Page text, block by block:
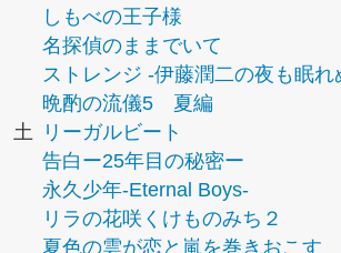
しもべの王子様
名探偵のままでいて
ストレンジ -伊藤潤二の夜も眠れ
晩酌の流儀5 夏編
土
リーガルビート
告白ー25年目の秘密ー
永久少年-Eternal Boys-
リラの花咲くけものみち２
夏色の雲が恋と嵐を巻きおこす